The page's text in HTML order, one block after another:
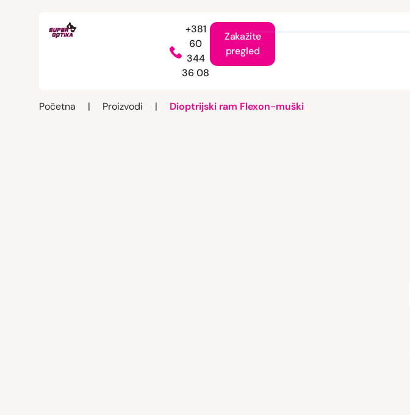
+381
60
344
36 08
Zakažite
pregled
Početna | Proizvodi | Dioptrijski ram Flexon-muški